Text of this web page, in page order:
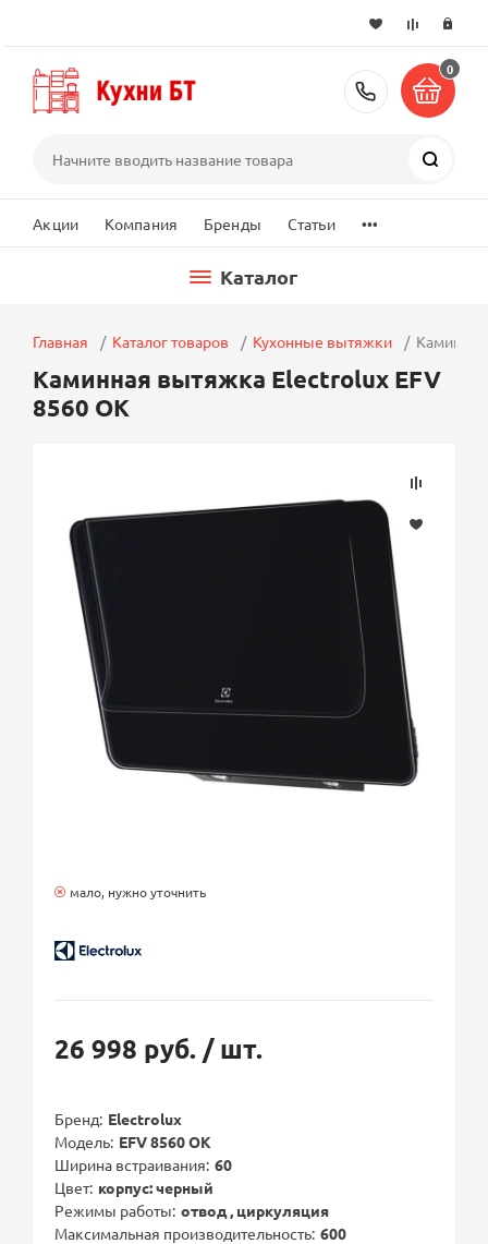
+7 (495)
0
Акции Компания Бренды Статьи ...
Каталог
Главная Каталог товаров Кухонные вытяжки
Каминная вытяжка Electrolux EFV
8560 OK
мало, нужно уточнить
26 998 руб. / шт.
Бренд Electrolux
Модель EFV 8560 OK
Ширина встраивания 60
Цвет корпус: черный
Режимы работы отвод , циркуляция
Максимальная производительность 600